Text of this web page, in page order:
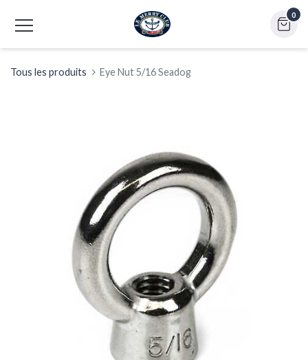
0
Tous les produits Eye Nut 5/16 Seadog